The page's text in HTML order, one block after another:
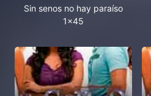
Sin senos no hay paraíso
1x45